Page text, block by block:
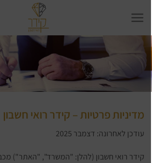
מדיניות פרטיות – קידר רואי חשבון
עודכן לאחרונה: דצמבר 2025
קידר רואי חשבון (להלן: "המשרד", "האתר")